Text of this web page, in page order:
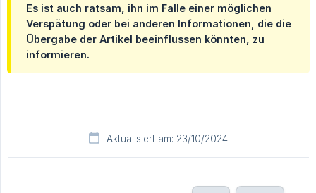
Es ist auch ratsam, ihn im Falle einer möglichen
Verspätung oder bei anderen Informationen, die die
Übergabe der Artikel beeinflussen könnten, zu
informieren.
Aktualisiert am: 23/10/2024